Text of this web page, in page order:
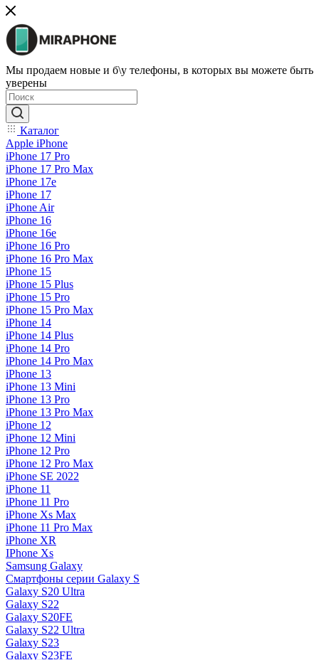
Мы продаем новые и б\у телефоны, в которых вы можете быть
уверены
Каталог
Apple iPhone
iPhone 17 Pro
iPhone 17 Pro Max
iPhone 17e
iPhone 17
iPhone Air
iPhone 16
iPhone 16e
iPhone 16 Pro
iPhone 16 Pro Max
iPhone 15
iPhone 15 Plus
iPhone 15 Pro
iPhone 15 Pro Max
iPhone 14
iPhone 14 Plus
iPhone 14 Pro
iPhone 14 Pro Max
iPhone 13
iPhone 13 Mini
iPhone 13 Pro
iPhone 13 Pro Max
iPhone 12
iPhone 12 Mini
iPhone 12 Pro
iPhone 12 Pro Max
iPhone SE 2022
iPhone 11
iPhone 11 Pro
iPhone Xs Max
iPhone 11 Pro Max
iPhone XR
IPhone Xs
Samsung Galaxy
Смартфоны серии Galaxy S
Galaxy S20 Ultra
Galaxy S22
Galaxy S20FE
Galaxy S22 Ultra
Galaxy S23
Galaxy S23FE